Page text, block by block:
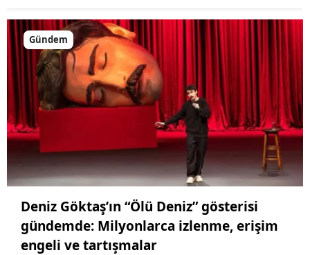
Gündem
Deniz Göktaş’ın “Ölü Deniz” gösterisi
gündemde: Milyonlarca izlenme, erişim
engeli ve tartışmalar